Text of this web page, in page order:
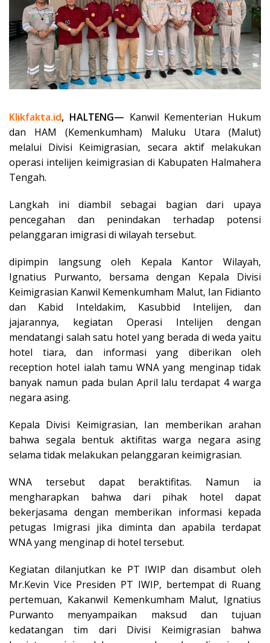
Klikfakta.id, HALTENG— Kanwil Kementerian Hukum
dan HAM (Kemenkumham) Maluku Utara (Malut)
melalui Divisi Keimigrasian, secara aktif melakukan
operasi intelijen keimigrasian di Kabupaten Halmahera
Tengah.
Langkah ini diambil sebagai bagian dari upaya
pencegahan dan penindakan terhadap potensi
pelanggaran imigrasi di wilayah tersebut.
dipimpin langsung oleh Kepala Kantor Wilayah,
Ignatius Purwanto, bersama dengan Kepala Divisi
Keimigrasian Kanwil Kemenkumham Malut, Ian Fidianto
dan Kabid Inteldakim, Kasubbid Intelijen, dan
jajarannya, kegiatan Operasi Intelijen dengan
mendatangi salah satu hotel yang berada di weda yaitu
hotel tiara, dan informasi yang diberikan oleh
reception hotel ialah tamu WNA yang menginap tidak
banyak namun pada bulan April lalu terdapat 4 warga
negara asing.
Kepala Divisi Keimigrasian, Ian memberikan arahan
bahwa segala bentuk aktifitas warga negara asing
selama tidak melakukan pelanggaran keimigrasian.
WNA tersebut dapat beraktifitas. Namun ia
mengharapkan bahwa dari pihak hotel dapat
bekerjasama dengan memberikan informasi kepada
petugas Imigrasi jika diminta dan apabila terdapat
WNA yang menginap di hotel tersebut.
Kegiatan dilanjutkan ke PT IWIP dan disambut oleh
Mr.Kevin Vice Presiden PT IWIP, bertempat di Ruang
pertemuan, Kakanwil Kemenkumham Malut, Ignatius
Purwanto menyampaikan maksud dan tujuan
kedatangan tim dari Divisi Keimigrasian bahwa